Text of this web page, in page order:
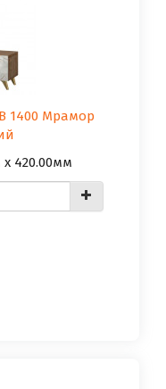
1400 Мрамор
420.00мм